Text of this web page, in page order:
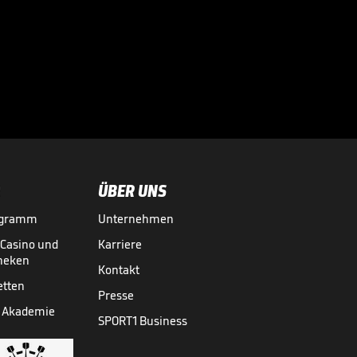
und
Akademie
ÜBER UNS
Unternehmen
Karriere
Kontakt
Presse
SPORT1 Business